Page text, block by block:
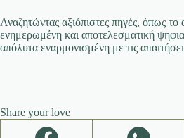
Αναζητώντας αξιόπιστες πηγές, όπως
ενημερωμένη και αποτελεσματική
απόλυτα εναρμονισμένη με τις
Share your love